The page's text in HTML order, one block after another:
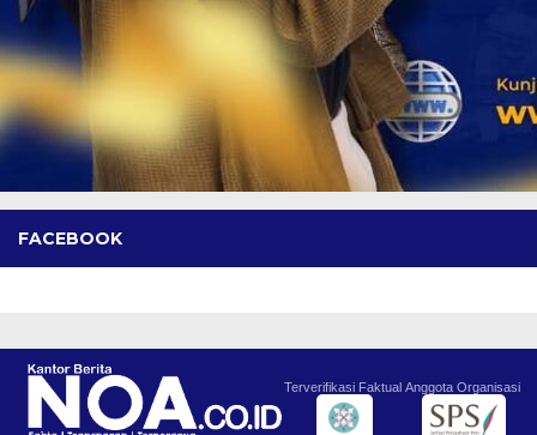
FACEBOOK
Terverifikasi Faktual Anggota Organisasi